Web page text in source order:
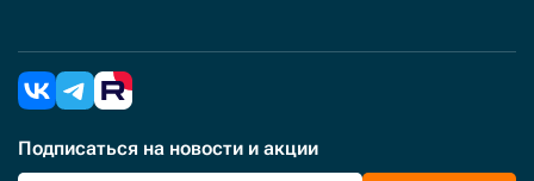
Подписаться на новости и акции